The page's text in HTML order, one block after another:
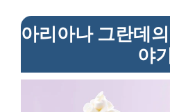
아리아나 그란데
야